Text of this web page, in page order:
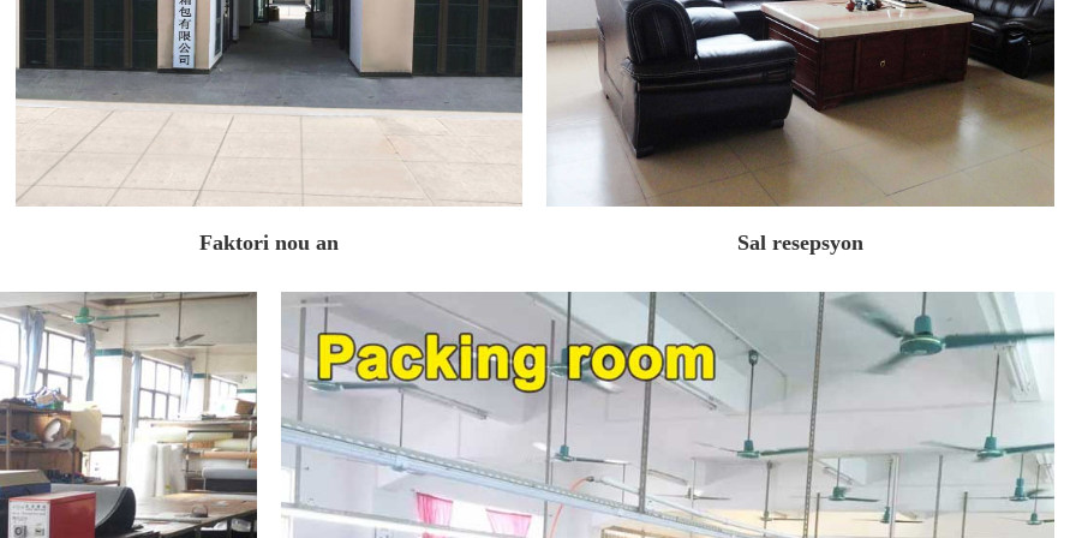
Faktori nou an Sal resepsyon